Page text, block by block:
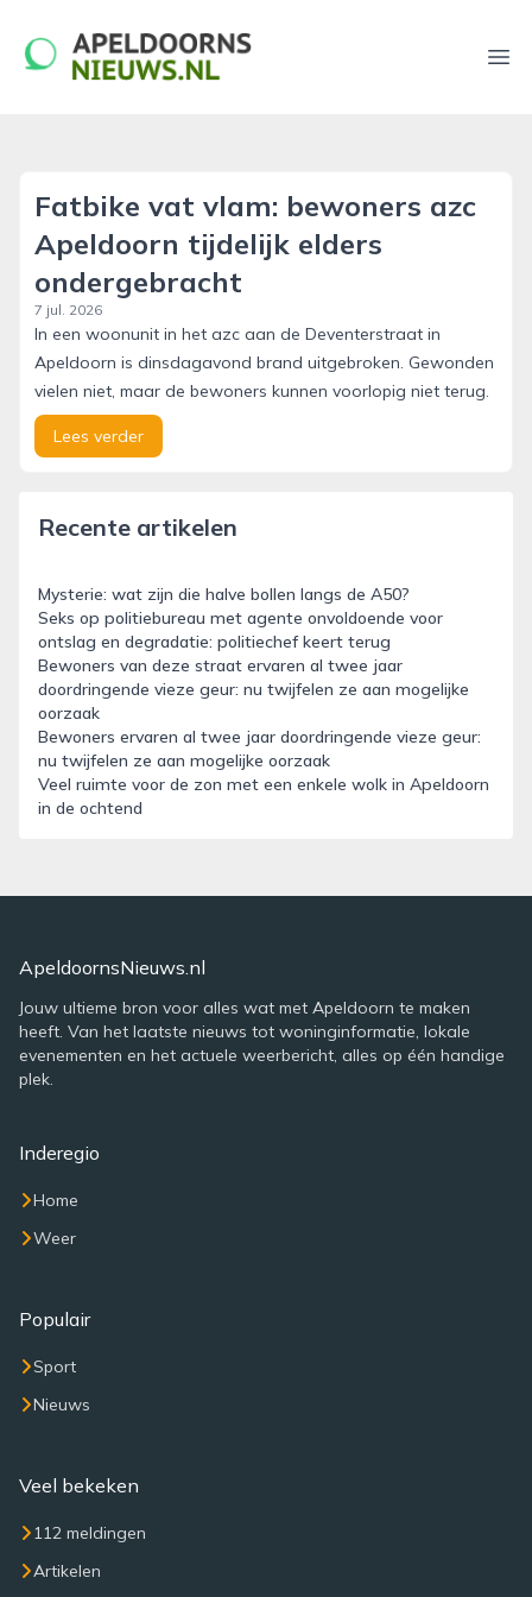
apeldoornsnieuws.nl
Fatbike vat vlam: bewoners azc
Apeldoorn tijdelijk elders
ondergebracht
7 jul. 2026
In een woonunit in het azc aan de Deventerstraat in
Apeldoorn is dinsdagavond brand uitgebroken. Gewonden
vielen niet, maar de bewoners kunnen voorlopig niet terug.
Lees verder
Recente artikelen
Mysterie: wat zijn die halve bollen langs de A50?
Seks op politiebureau met agente onvoldoende voor
ontslag en degradatie: politiechef keert terug
Bewoners van deze straat ervaren al twee jaar
doordringende vieze geur: nu twijfelen ze aan mogelijke
oorzaak
Bewoners ervaren al twee jaar doordringende vieze geur:
nu twijfelen ze aan mogelijke oorzaak
Veel ruimte voor de zon met een enkele wolk in Apeldoorn
in de ochtend
ApeldoornsNieuws.nl
Jouw ultieme bron voor alles wat met Apeldoorn te maken
heeft. Van het laatste nieuws tot woninginformatie, lokale
evenementen en het actuele weerbericht, alles op één handige
plek.
Inderegio
Home
Weer
Populair
Sport
Nieuws
Veel bekeken
112 meldingen
Artikelen